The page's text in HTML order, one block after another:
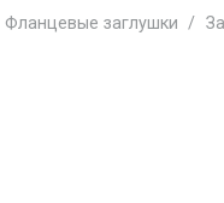
Фланцевые заглушки /